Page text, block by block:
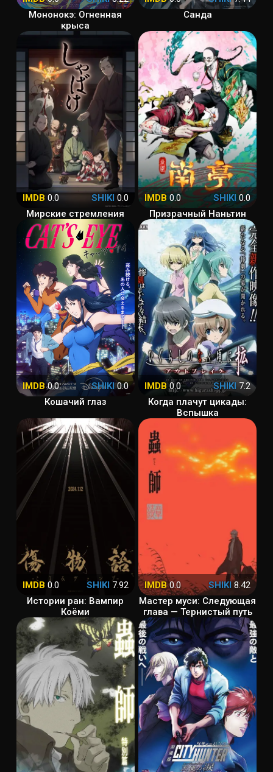
Мононокэ: Огненная
крыса
Санда
IMDB 0.0 SHIKI 0.0
Мирские стремления
IMDB 0.0 SHIKI0.0
Призрачный Наньтин
IMDB0.0 SHIKI0.0
Кошачий глаз
IMDB0.0 SHIKI 7.2
Когда плачут цикады:
Вспышка
IMDB 0.0 SHIKI 7.92
Истории ран: Вампир
Коёми
IMDB0.0 SHIKI8.42
Мастер муси: Следующая
глава — Тернистый путь